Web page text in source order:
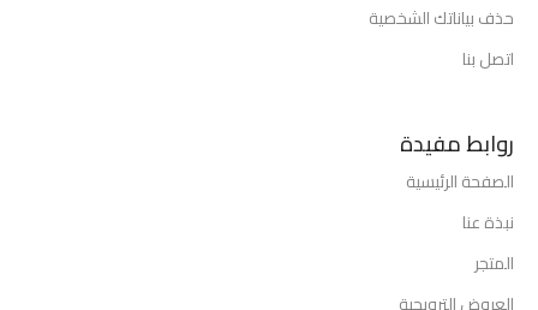
حذف بياناتك الشخصية
اتصل بنا
روابط مفيدة
الصفحة الرئيسية
نبذة عنا
المتجر
العروض الترويجية